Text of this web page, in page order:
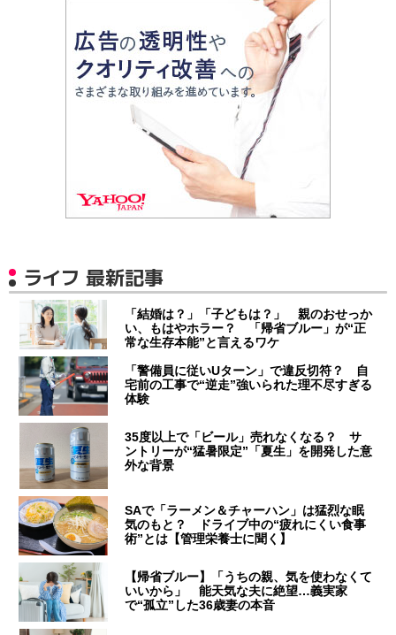
ライフ 最新記事
「結婚は？」「子どもは？」 親のおせっか
い、もはやホラー？ 「帰省ブルー」が“正
常な生存本能”と言えるワケ
「警備員に従いUターン」で違反切符？ 自
宅前の工事で“逆走”強いられた理不尽すぎる
体験
35度以上で「ビール」売れなくなる？ サ
ントリーが“猛暑限定”「夏生」を開発した意
外な背景
SAで「ラーメン＆チャーハン」は猛烈な眠
気のもと？ ドライブ中の“疲れにくい食事
術”とは【管理栄養士に聞く】
【帰省ブルー】「うちの親、気を使わなくて
いいから」 能天気な夫に絶望…義実家
で“孤立”した36歳妻の本音